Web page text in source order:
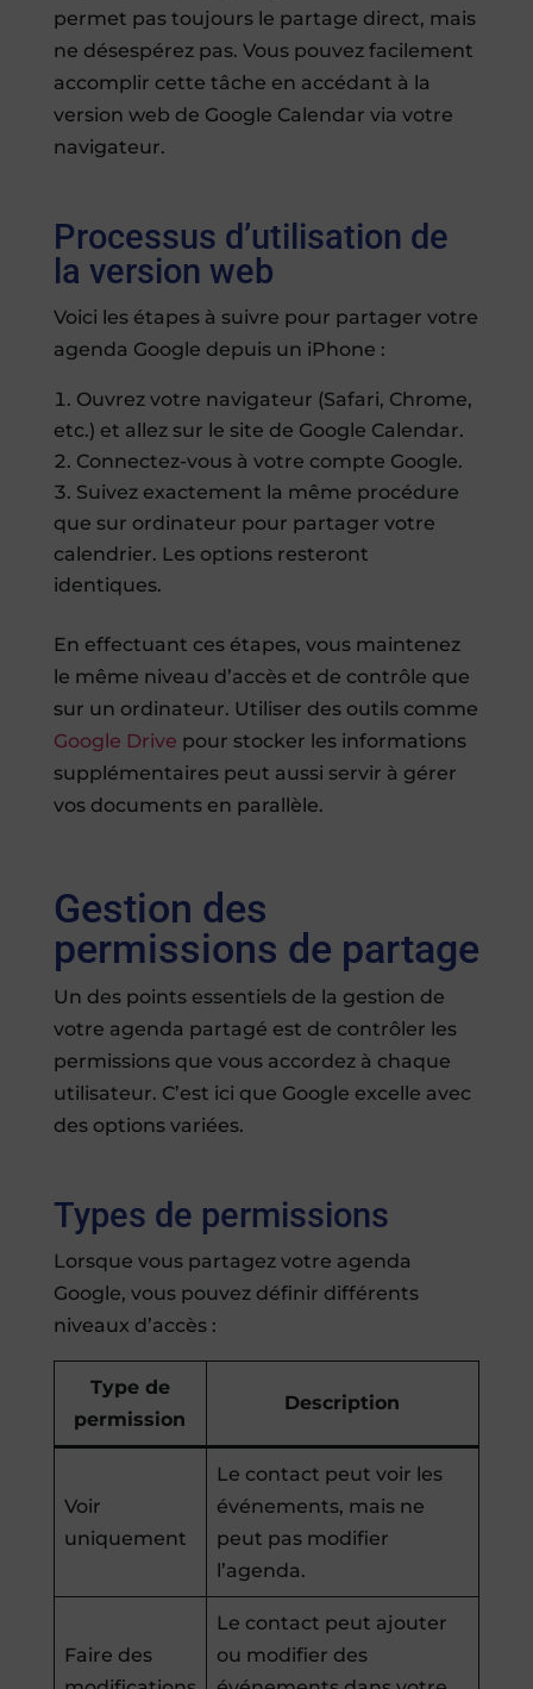
permet pas toujours le partage direct, mais
ne désespérez pas. Vous pouvez facilement
accomplir cette tâche en accédant à la
version web de Google Calendar via votre
navigateur.
Processus d’utilisation de
la version web
Voici les étapes à suivre pour partager votre
agenda Google depuis un iPhone :
Ouvrez votre navigateur (Safari, Chrome,
etc.) et allez sur le site de Google Calendar.
Connectez-vous à votre compte Google.
Suivez exactement la même procédure
que sur ordinateur pour partager votre
calendrier. Les options resteront
identiques.
En effectuant ces étapes, vous maintenez
le même niveau d’accès et de contrôle que
sur un ordinateur. Utiliser des outils comme
Google Drive pour stocker les informations
supplémentaires peut aussi servir à gérer
vos documents en parallèle.
Gestion des
permissions de partage
Un des points essentiels de la gestion de
votre agenda partagé est de contrôler les
permissions que vous accordez à chaque
utilisateur. C’est ici que Google excelle avec
des options variées.
Types de permissions
Lorsque vous partagez votre agenda
Google, vous pouvez définir différents
niveaux d’accès :
Type de
permission
Description
Voir
uniquement
Le contact peut voir les
événements, mais ne
peut pas modifier
l’agenda.
Faire des
Le contact peut ajouter
ou modifier des